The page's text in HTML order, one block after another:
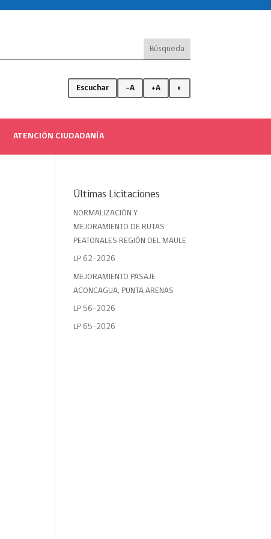
Escuchar -A +A ◐
ATENCIÓN CIUDADANÍA
Últimas Licitaciones
NORMALIZACIÓN Y
MEJORAMIENTO DE RUTAS
PEATONALES REGIÓN DEL MAULE
LP 62-2026
MEJORAMIENTO PASAJE
ACONCAGUA, PUNTA ARENAS
LP 56-2026
LP 65-2026